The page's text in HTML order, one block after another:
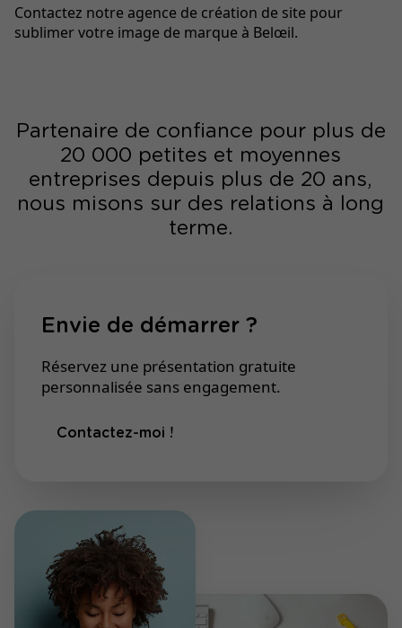
Contactez notre agence de création de site pour
sublimer votre image de marque à Belœil.
Partenaire de confiance pour plus de
20 000 petites et moyennes
entreprises depuis plus de 20 ans,
nous misons sur des relations à long
terme.
Envie de démarrer ?
Réservez une présentation gratuite
personnalisée sans engagement.
Contactez-moi !